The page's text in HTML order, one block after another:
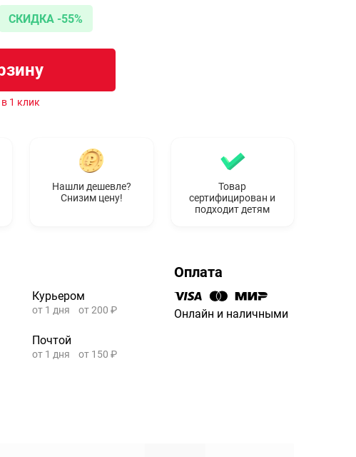
CКИДКА -55%
1 клик
Нашли дешевле?
Снизим цену!
Товар
сертифицирован и
подходит детям
Курьером
от 1 дня от 200 ₽
Почтой
от 1 дня от 150 ₽
Оплата
Онлайн и наличными